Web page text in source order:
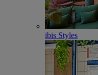
ibis Styles